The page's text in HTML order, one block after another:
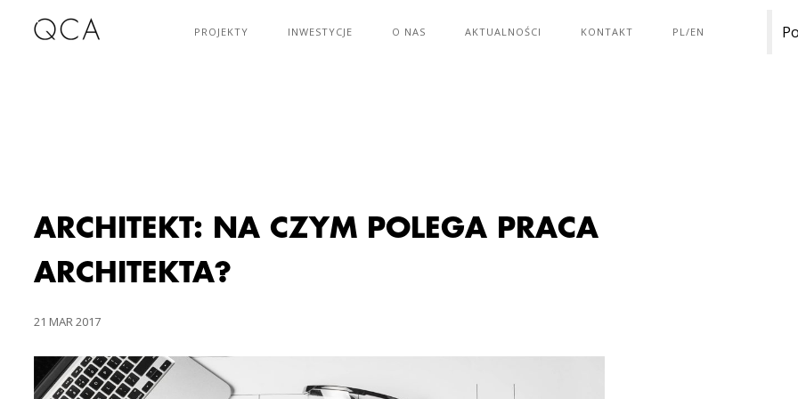
PROJEKTY INWESTYCJE O NAS AKTUALNOŚCI KONTAKT PL/EN
ARCHITEKT: NA CZYM POLEGA PRACA
ARCHITEKTA?
21 MAR 2017